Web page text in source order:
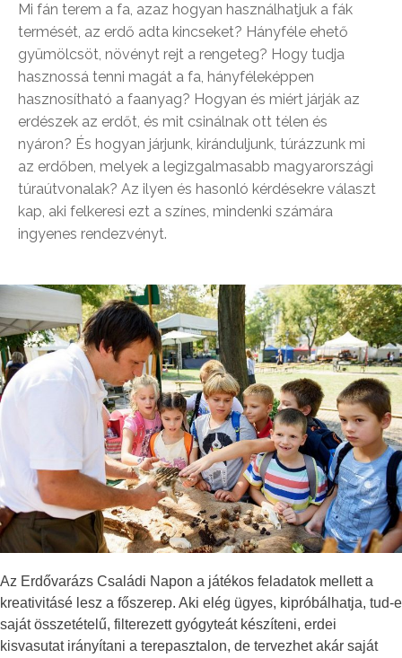
Mi fán terem a fa, azaz hogyan használhatjuk a fák
termését, az erdő adta kincseket? Hányféle ehető
gyümölcsöt, növényt rejt a rengeteg? Hogy tudja
hasznossá tenni magát a fa, hányféleképpen
hasznosítható a faanyag? Hogyan és miért járják az
erdészek az erdőt, és mit csinálnak ott télen és
nyáron? És hogyan járjunk, kiránduljunk, túrázzunk mi
az erdőben, melyek a legizgalmasabb magyarországi
túraútvonalak? Az ilyen és hasonló kérdésekre választ
kap, aki felkeresi ezt a színes, mindenki számára
ingyenes rendezvényt.
Az Erdővarázs Családi Napon a játékos feladatok mellett a
kreativitásé lesz a főszerep. Aki elég ügyes, kipróbálhatja, tud-e
saját összetételű, filterezett gyógyteát készíteni, erdei
kisvasutat irányítani a terepasztalon, de tervezhet akár saját